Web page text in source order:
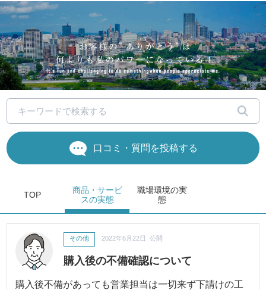
口コミ・質問を投稿する
TOP
商品・サービ
スの実態
職場環境の実
態
購入後の不備確認について
その他 2022年6月22日 公開
購入後不備があっても営業担当は一切来ず下請けの工